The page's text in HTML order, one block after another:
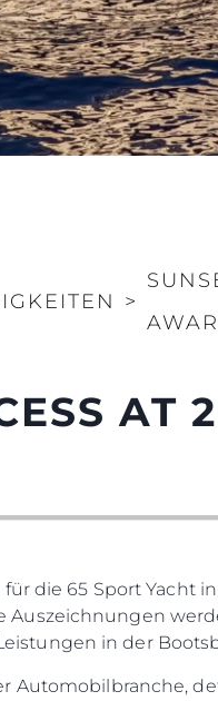
>
AT
die 65 Sport Yacht
Auszeichnungen
in der
Automobilbranche,